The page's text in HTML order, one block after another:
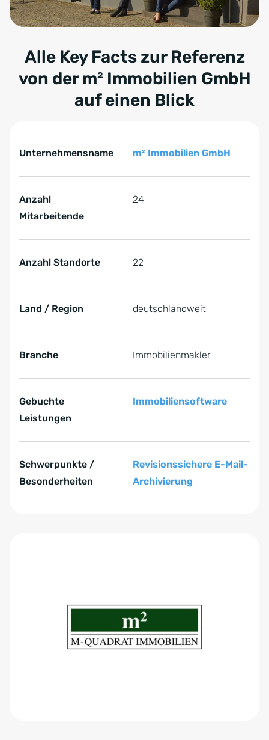
Alle Key Facts zur Referenz
von der m² Immobilien GmbH
auf einen Blick
Unternehmensname
m² Immobilien GmbH
Anzahl
Mitarbeitende
24
Anzahl Standorte 22
Land / Region deutschlandweit
Branche Immobilienmakler
Gebuchte
Leistungen
Immobiliensoftware
Schwerpunkte /
Besonderheiten
Revisionssichere E-Mail-
Archivierung